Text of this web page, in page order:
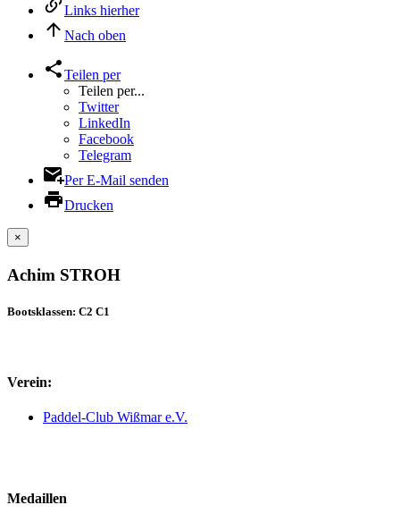
Links hierher
Nach oben
Teilen per
Teilen per...
Twitter
LinkedIn
Facebook
Telegram
Per E-Mail senden
Drucken
×
Achim STROH
Bootsklassen: C2 C1
Verein:
Paddel-Club Wißmar e.V.
Medaillen